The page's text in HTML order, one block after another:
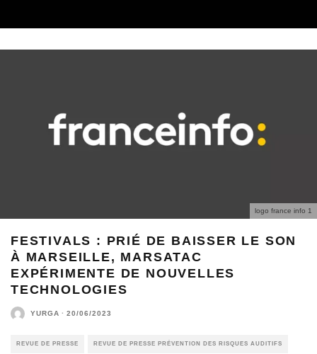
logo france info 1
FESTIVALS : PRIÉ DE BAISSER LE SON
À MARSEILLE, MARSATAC
EXPÉRIMENTE DE NOUVELLES
TECHNOLOGIES
YURGA · 20/06/2023
REVUE DE PRESSE REVUE DE PRESSE PRÉVENTION DES RISQUES AUDITIFS